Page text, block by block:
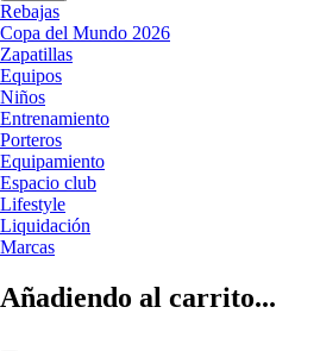
Rebajas
Copa del Mundo 2026
Zapatillas
Equipos
Niños
Entrenamiento
Porteros
Equipamiento
Espacio club
Lifestyle
Liquidación
Marcas
Añadiendo al carrito...